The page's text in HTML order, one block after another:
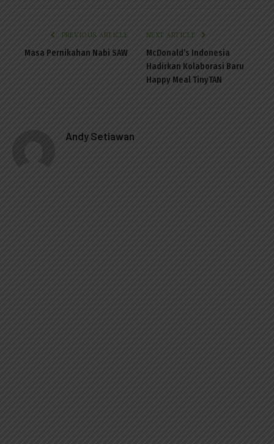
PREVIOUS ARTICLE
Masa Pernikahan Nabi SAW
NEXT ARTICLE
McDonald’s Indonesia
Hadirkan Kolaborasi Baru
Happy Meal TinyTAN
Andy Setiawan